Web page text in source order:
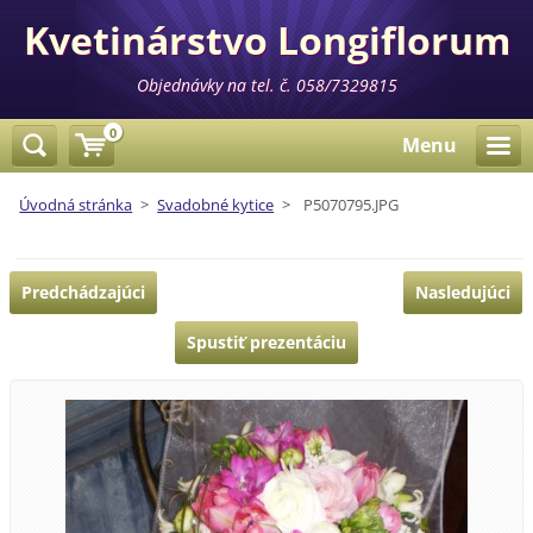
Kvetinárstvo Longiflorum
Objednávky na tel. č. 058/7329815
Menu
Úvodná stránka > Svadobné kytice > P5070795.JPG
Predchádzajúci Nasledujúci
Spustiť prezentáciu
0